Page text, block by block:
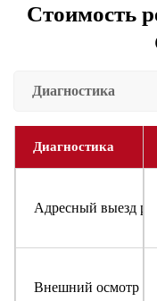
Стоимость
Диагностика
Диагностика
Адресный выезд
Внешний осмотр